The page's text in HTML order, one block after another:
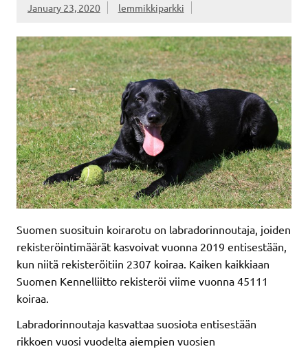
January 23, 2020 lemmikkiparkki
Suomen suosituin koirarotu on labradorinnoutaja, joiden
rekisteröintimäärät kasvoivat vuonna 2019 entisestään,
kun niitä rekisteröitiin 2307 koiraa. Kaiken kaikkiaan
Suomen Kennelliitto rekisteröi viime vuonna 45111
koiraa.
Labradorinnoutaja kasvattaa suosiota entisestään
rikkoen vuosi vuodelta aiempien vuosien